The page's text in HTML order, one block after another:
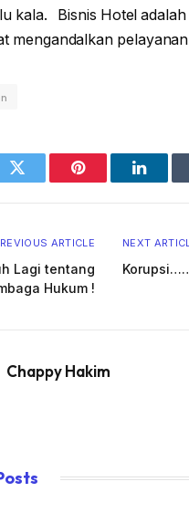
kala. Bisnis Hotel adalah
mengandalkan
Twitter Pinterest
ARTICLE
Lagi tentang
Hukum !
NEXT
Chappy Hakim